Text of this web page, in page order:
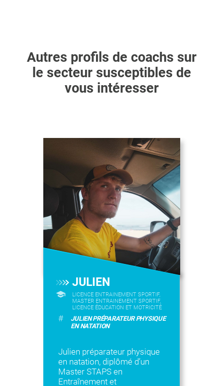
Autres profils de coachs sur
le secteur susceptibles de
vous intéresser
JULIEN
LICENCE ENTRAINEMENT SPORTIF,
MASTER ENTRAINEMENT SPORTIF,
LICENCE ÉDUCATION ET MOTRICITÉ
#
JULIEN PRÉPARATEUR PHYSIQUE
EN NATATION
Julien préparateur physique
en natation, diplômé d’un
Master STAPS en
Entraînement et